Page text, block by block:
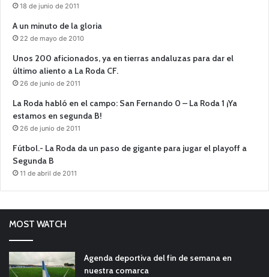
18 de junio de 2011
A un minuto de la gloria
22 de mayo de 2010
Unos 200 aficionados, ya en tierras andaluzas para dar el
último aliento a La Roda CF.
26 de junio de 2011
La Roda habló en el campo: San Fernando 0 – La Roda 1 ¡Ya
estamos en segunda B!
26 de junio de 2011
Fútbol.- La Roda da un paso de gigante para jugar el playoff a
Segunda B
11 de abril de 2011
MOST WATCH
Agenda deportiva del fin de semana en
nuestra comarca